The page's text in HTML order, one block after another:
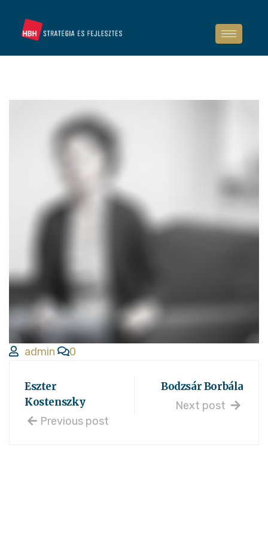
admin 0
Eszter
Kostenszky
Previous post
Bodzsár Borbála
Next post